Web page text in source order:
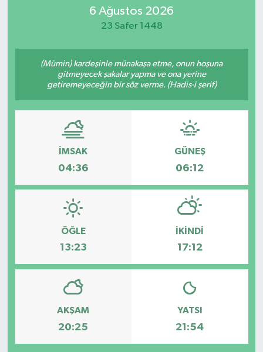
6 Ağustos 2026
23 Safer 1448
(Mümin) kardeşinle münakaşa etme, onun hoşuna
gitmeyecek şakalar yapma ve ona yerine
getiremeyeceğin bir söz verme. (Hadis-i şerif)
İMSAK
04:36
GÜNEŞ
06:12
ÖĞLE
13:23
İKINDI
17:12
AKŞAM
20:25
YATSI
21:54
Teknoloji
TRABZON
TRABZONSPOR